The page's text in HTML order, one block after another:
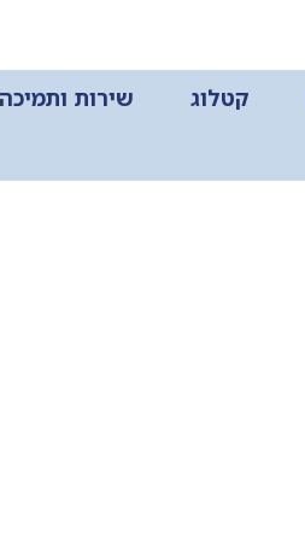
קטלוג שירות ותמיכה